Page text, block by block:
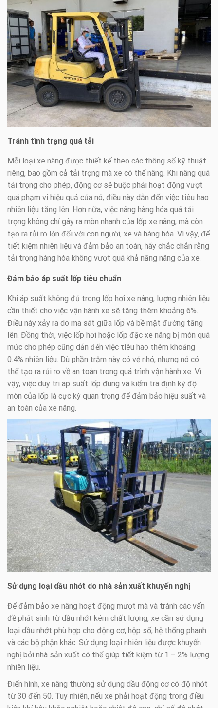
Tránh tình trạng quá tải
Mỗi loại xe nâng được thiết kế theo các thông số kỹ thuật
riêng, bao gồm cả tải trọng mà xe có thể nâng. Khi nâng quá
tải trọng cho phép, động cơ sẽ buộc phải hoạt động vượt
quá phạm vi hiệu quả của nó, điều này dẫn đến việc tiêu hao
nhiên liệu tăng lên. Hơn nữa, việc nâng hàng hóa quá tải
trọng không chỉ gây ra mòn nhanh của lốp xe nâng, mà còn
tạo ra rủi ro lớn đối với con người, xe và hàng hóa. Vì vậy, để
tiết kiệm nhiên liệu và đảm bảo an toàn, hãy chắc chắn rằng
tải trọng hàng hóa không vượt quá khả năng nâng của xe.
Đảm bảo áp suất lốp tiêu chuẩn
Khi áp suất không đủ trong lốp hơi xe nâng, lượng nhiên liệu
cần thiết cho việc vận hành xe sẽ tăng thêm khoảng 6%.
Điều này xảy ra do ma sát giữa lốp và bề mặt đường tăng
lên. Đồng thời, việc lốp hơi hoặc lốp đặc xe nâng bị mòn quá
mức cho phép cũng dẫn đến việc tiêu hao thêm khoảng
0.4% nhiên liệu. Dù phần trăm này có vẻ nhỏ, nhưng nó có
thể tạo ra rủi ro về an toàn trong quá trình vận hành xe. Vì
vậy, việc duy trì áp suất lốp đúng và kiểm tra định kỳ độ
mòn của lốp là cực kỳ quan trọng để đảm bảo hiệu suất và
an toàn của xe nâng.
Sử dụng loại dầu nhớt do nhà sản xuất khuyến nghị
Để đảm bảo xe nâng hoạt động mượt mà và tránh các vấn
đề phát sinh từ dầu nhớt kém chất lượng, xe cần sử dụng
loại dầu nhớt phù hợp cho động cơ, hộp số, hệ thống phanh
và các bộ phận khác. Sử dụng loại nhiên liệu được khuyến
nghị bởi nhà sản xuất có thể giúp tiết kiệm từ 1 – 2% lượng
nhiên liệu.
Điển hình, xe nâng thường sử dụng dầu động cơ có độ nhớt
từ 30 đến 50. Tuy nhiên, nếu xe phải hoạt động trong điều